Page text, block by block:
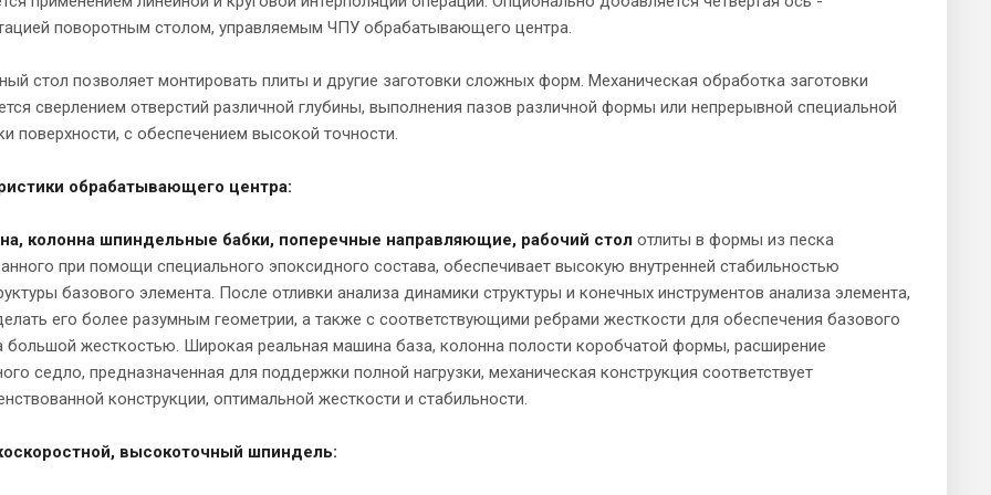
поворотным столом, управляемым ЧПУ обрабатывающего центра.
стол позволяет монтировать плиты и другие заготовки сложных форм. Механическая обработка заготовки
сверлением отверстий различной глубины, выполнения пазов различной формы или непрерывной специальной
поверхности, с обеспечением высокой точности.
обрабатывающего центра:
колонна шпиндельные бабки, поперечные направляющие, рабочий стол отлиты в формы из песка
при помощи специального эпоксидного состава, обеспечивает высокую внутренней стабильностью
базового элемента. После отливки анализа динамики структуры и конечных инструментов анализа элемента,
его более разумным геометрии, а также с соответствующими ребрами жесткости для обеспечения базового
большой жесткостью. Широкая реальная машина база, колонна полости коробчатой ​​формы, расширение
седло, предназначенная для поддержки полной нагрузки, механическая конструкция соответствует
конструкции, оптимальной жесткости и стабильности.
высокоточный шпиндель: